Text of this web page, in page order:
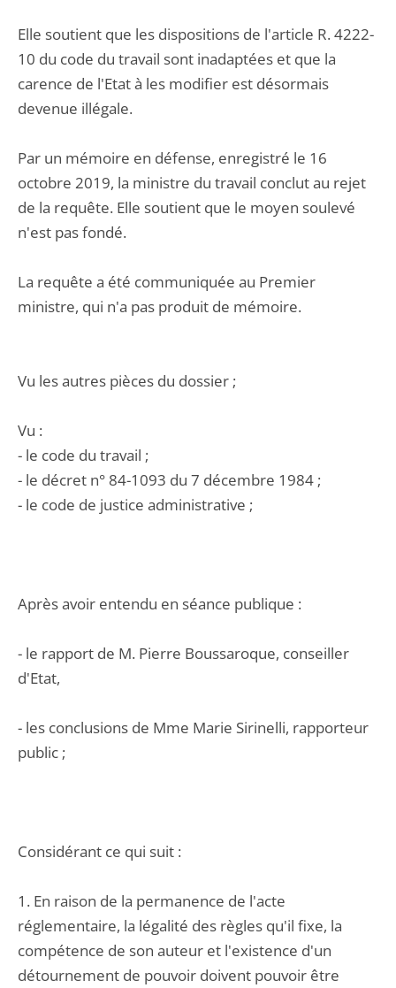
Elle soutient que les dispositions de l'article R. 4222-
10 du code du travail sont inadaptées et que la
carence de l'Etat à les modifier est désormais
devenue illégale.
Par un mémoire en défense, enregistré le 16
octobre 2019, la ministre du travail conclut au rejet
de la requête. Elle soutient que le moyen soulevé
n'est pas fondé.
La requête a été communiquée au Premier
ministre, qui n'a pas produit de mémoire.
Vu les autres pièces du dossier ;
Vu :
- le code du travail ;
- le décret n° 84-1093 du 7 décembre 1984 ;
- le code de justice administrative ;
Après avoir entendu en séance publique :
- le rapport de M. Pierre Boussaroque, conseiller
d'Etat,
- les conclusions de Mme Marie Sirinelli, rapporteur
public ;
Considérant ce qui suit :
1. En raison de la permanence de l'acte
réglementaire, la légalité des règles qu'il fixe, la
compétence de son auteur et l'existence d'un
détournement de pouvoir doivent pouvoir être